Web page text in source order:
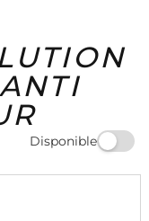
Bons
Plans
Disponible